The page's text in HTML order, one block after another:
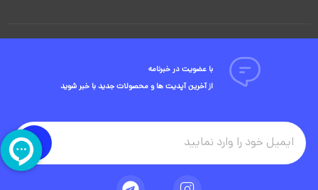
با عضویت در خبرنامه
از آخرین آپدیت ها و محصولات جدید با خبر شوید